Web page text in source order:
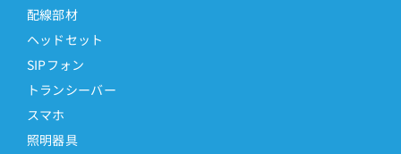
配線部材
ヘッドセット
SIPフォン
トランシーバー
スマホ
照明器具